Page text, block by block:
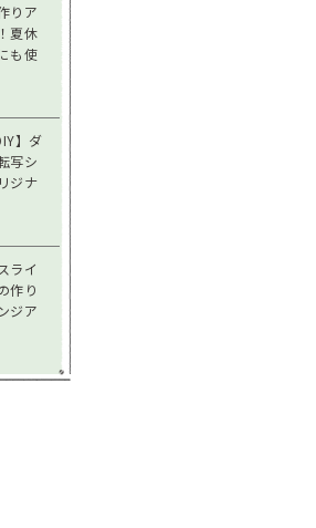
りア
夏休
も使
】ダ
写シ
ジナ
解説
ライ
作り
ジア